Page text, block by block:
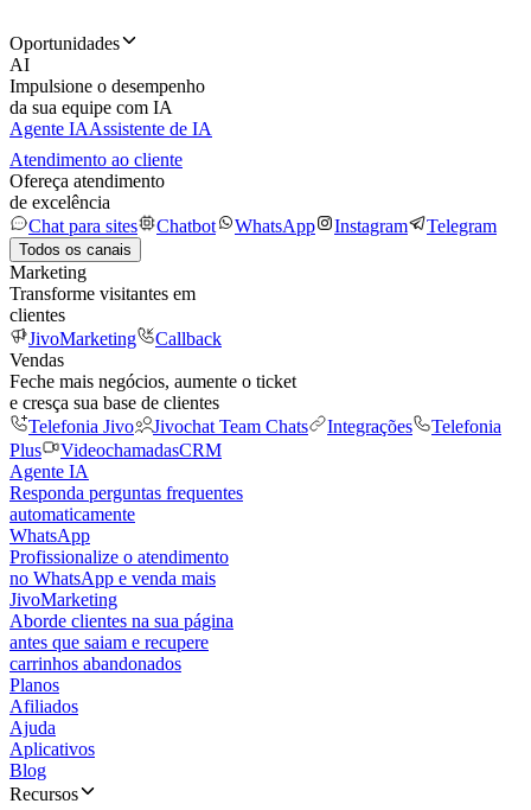
Oportunidades
AI
Impulsione o desempenho
da sua equipe com IA
Agente IAAssistente de IA
Atendimento ao cliente
Ofereça atendimento
de excelência
Chat para sites
Chatbot WhatsApp Instagram Telegram
Todos os canais
Marketing
Transforme visitantes em
clientes
JivoMarketing
Callback
Vendas
Feche mais negócios, aumente o ticket
e cresça sua base de clientes
Telefonia Jivo
Jivochat Team Chats Integrações
Telefonia
Plus
VideochamadasCRM
Agente IA
Responda perguntas frequentes
automaticamente
WhatsApp
Profissionalize o atendimento
no WhatsApp e venda mais
JivoMarketing
Aborde clientes na sua página
antes que saiam e recupere
carrinhos abandonados
Planos
Afiliados
Ajuda
Aplicativos
Blog
Recursos